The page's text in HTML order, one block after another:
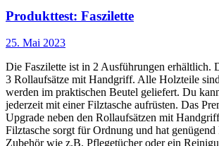
Produkttest: Faszilette
25. Mai 2023
Die Faszilette ist in 2 Ausführungen erhältlich.
3 Rollaufsätze mit Handgriff. Alle Holzteile
werden im praktischen Beutel geliefert. Du
jederzeit mit einer Filztasche aufrüsten. Das
Upgrade neben den Rollaufsätzen mit
Filztasche sorgt für Ordnung und hat
Zubehör wie z.B. Pflegetücher oder ein